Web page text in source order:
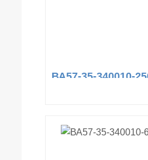
ВА57-35-340010-